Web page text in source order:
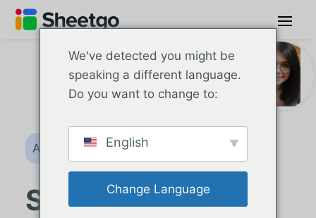
Auteur
Sneha Roy
We've detected you might be
speaking a different language.
Do you want to change to:
English
Change Language